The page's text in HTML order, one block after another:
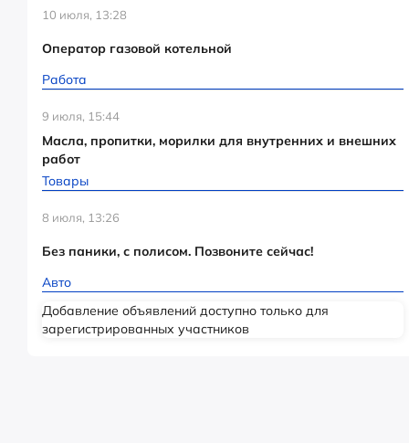
10 июля, 13:28
Оператор газовой котельной
Работа
9 июля, 15:44
Масла, пропитки, морилки для внутренних и внешних
работ
Товары
8 июля, 13:26
Без паники, с полисом. Позвоните сейчас!
Авто
Добавление объявлений доступно только для
зарегистрированных участников